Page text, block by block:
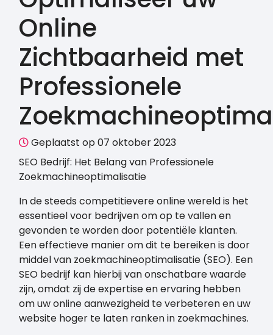
Online
Zichtbaarheid met
Professionele
Geplaatst op 07 oktober 2023
SEO Bedrijf: Het Belang van Professionele
Zoekmachineoptimalisatie
In de steeds competitievere online wereld is het
essentieel voor bedrijven om op te vallen en
gevonden te worden door potentiële klanten.
Een effectieve manier om dit te bereiken is door
middel van zoekmachineoptimalisatie (SEO). Een
SEO bedrijf kan hierbij van onschatbare waarde
zijn, omdat zij de expertise en ervaring hebben
om uw online aanwezigheid te verbeteren en uw
website hoger te laten ranken in zoekmachines.